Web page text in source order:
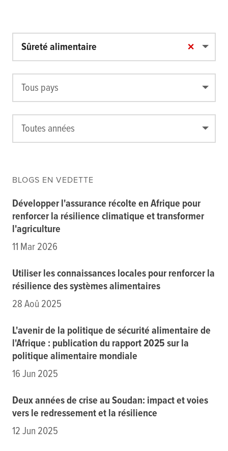
×
Sûreté alimentaire
Tous pays
Toutes années
BLOGS EN VEDETTE
Développer l'assurance récolte en Afrique pour
renforcer la résilience climatique et transformer
l'agriculture
11 Mar 2026
Utiliser les connaissances locales pour renforcer la
résilience des systèmes alimentaires
28 Aoû 2025
L'avenir de la politique de sécurité alimentaire de
l'Afrique : publication du rapport 2025 sur la
politique alimentaire mondiale
16 Jun 2025
Deux années de crise au Soudan: impact et voies
vers le redressement et la résilience
12 Jun 2025